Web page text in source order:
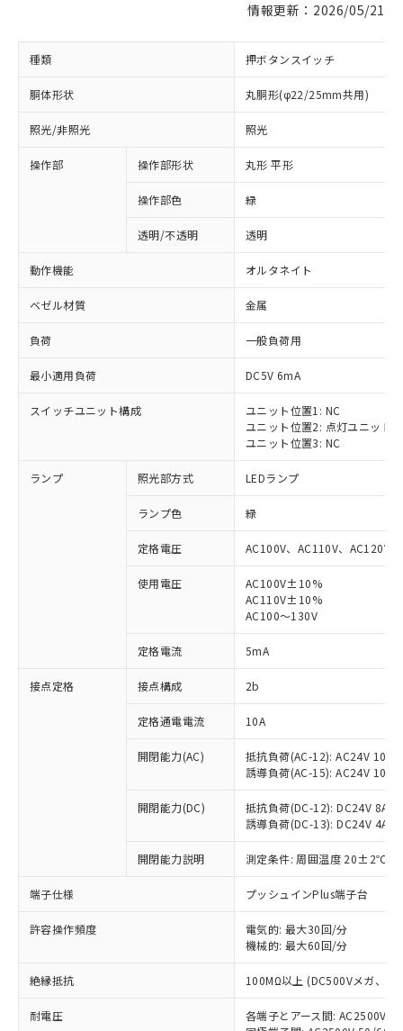
情報更新：2026/05/21
種類 押ボタンスイッチ
胴体形状 丸胴形(φ22/25mm共用)
照光/非照光 照光
操作部 操作部形状 丸形 平形
操作部色 緑
透明/不透明 透明
動作機能 オルタネイト
ベゼル材質 金属
負荷 一般負荷用
最小適用負荷 DC5V 6mA
スイッチユニット構成
ユニット位置1: NC
ユニット位置2: 点灯ユニット
ユニット位置3: NC
ランプ 照光部方式 LEDランプ
ランプ色 緑
定格電圧 AC100V、AC110V、AC120V
使用電圧
AC100V±10%
AC110V±10%
AC100～130V
定格電流 5mA
接点定格 接点構成 2b
定格通電電流 10A
開閉能力(AC)
抵抗負荷(AC-12): AC24V 10A/
誘導負荷(AC-15): AC24V
開閉能力(DC)
抵抗負荷(DC-12): DC24V 8A/
誘導負荷(DC-13): DC24V 4A/
開閉能力説明 測定条件: 周囲温度 20±2℃、
端子仕様 プッシュインPlus端子台
許容操作頻度
電気的: 最大30回/分
機械的: 最大60回/分
絶縁抵抗 100MΩ以上 (DC500Vメガ、点
耐電圧
各端子とアース間: AC2500V
ご利用条件
以下の条件をお読みいただき、同意のうえ
本サービスは、当社制御機器事業取扱
商品の当社在庫状況および標準価格
(税抜)を提供させていただくもので
当社制御機器事業取扱商品の中には、
本サービスの対象外となる商品もある
ことをご了承ください。
在庫状況および標準価格照会結果は、
記載している更新日時点での社内デー
タに基づき作成されるものであり、閲
準価格とは異なる場合があることをご
対応済み：EU RoHS指令（10物質）の
非含有に対応した製品が提供可能な商品で
対応予定：EU RoHS指令（10物質）の非含
有に対応した製品に切り替える予定のある
対応予定なし：EU RoHS指令（10物質）の
非含有に非対応の商品で、対応品を出す予
調査・確認中：EU RoHS指令（10物質）の
非含有の対応状況を調査中または確認中の
非該当品：ライセンス料など無形物で、有
害物質有無と関係のない商品です。
仕入先様の事情により、非含有部品として
いたものが、含有品と判明した場合などや
むを得ず変更することがあります。
*EU RoHS指令（10物質）：
鉛(Pb) 1000ppm以下、 水銀(Hg) 1000ppm以下、 カド
六価クロム(Cr(Ⅵ)) 1000ppm以下、ポリ臭化ビフェニル
「○」：最大均質材料含有率が中国RoHSの
基準値以下であることを示します。
「×」：最大均質材料含有率が中国RoHSの
基準値を超えていることを示します。
「－」：未確認です。当社販売部門へお問
当社は、これら貴社製品のうち、外国
為替および外国貿易法に定める商品
（以下｢規制貨物等」という）を輸出
または国外への提供する場合は、日本
国政府の輸出許可(または役務取引許
可)を取得するなどの必要な手続きを